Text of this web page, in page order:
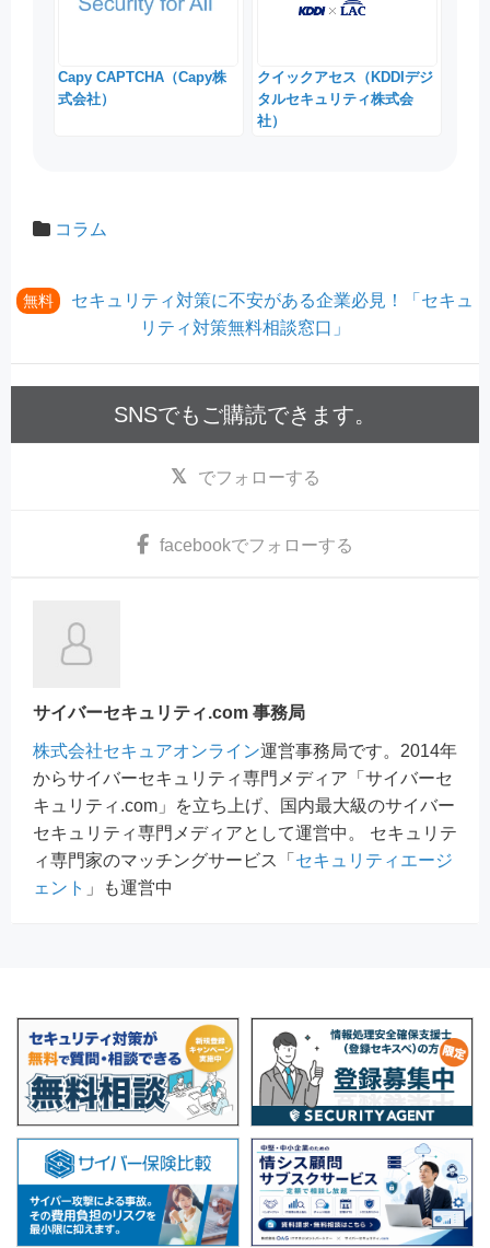
Capy CAPTCHA（Capy株
式会社）
クイックアセス（KDDIデジ
タルセキュリティ株式会
社）
コラム
無料
セキュリティ対策に不安がある企業必見！「セキュ
リティ対策無料相談窓口」
SNSでもご購読できます。
でフォローする
facebookでフォローする
サイバーセキュリティ.com 事務局
株式会社セキュアオンライン運営事務局です。2014年
からサイバーセキュリティ専門メディア「サイバーセ
キュリティ.com」を立ち上げ、国内最大級のサイバー
セキュリティ専門メディアとして運営中。 セキュリテ
ィ専門家のマッチングサービス「 セキュリティエージ
ェント 」も運営中